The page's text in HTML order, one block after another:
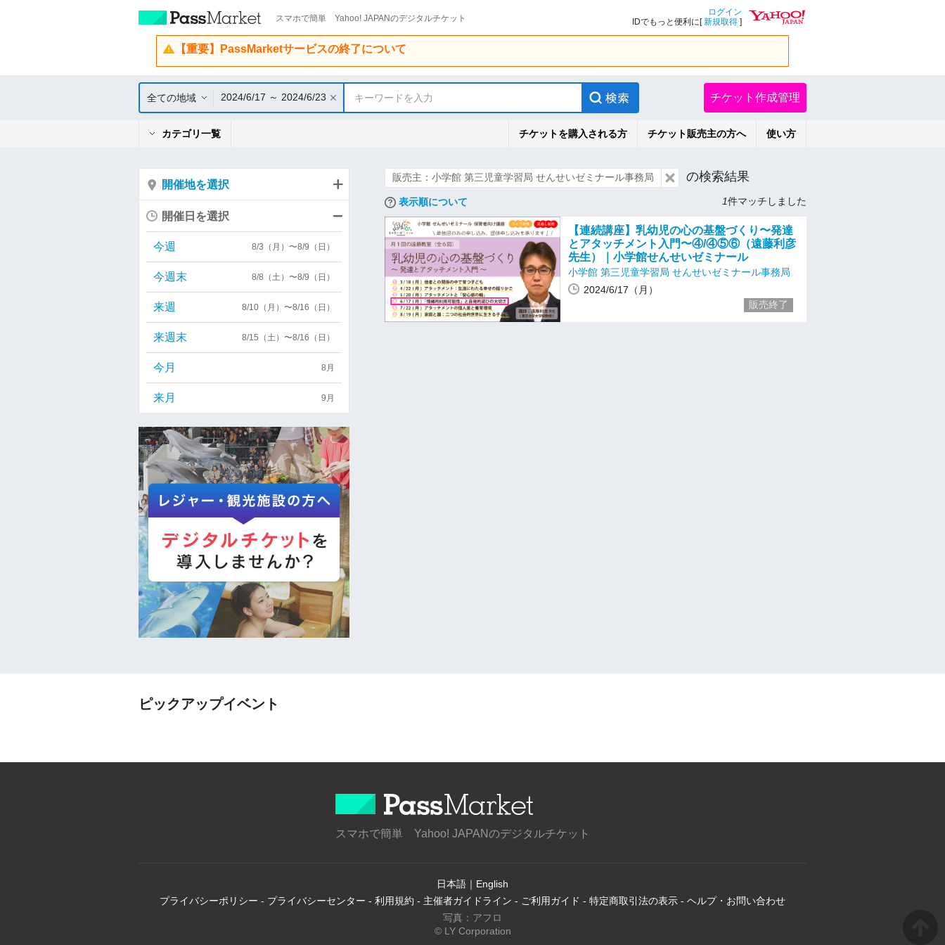
スマホで簡単 Yahoo! JAPANのデジタルチケット
ログイン
IDでもっと便利に[新規取得 ]
【重要】PassMarketサービスの終了について
全ての地域 2024/6/17 ～ 2024/6/23 キーワードを入力 チケット作成管理
カテゴリ一覧 チケットを購入される方 チケット販売主の方へ 使い方
販売主：小学館 第三児童学習局 せんせいゼミナール事務局 の検索結果
表示順について 1件マッチしました
【連続講座】乳幼児の心の基盤づくり〜発達
とアタッチメント入門〜④/④⑤⑥（遠藤利彦
先生）｜小学館せんせいゼミナール
小学館 第三児童学習局 せんせいゼミナール事務局
2024/6/17（月）
販売終了
開催地を選択
開催日を選択
今週 8/3（月）〜8/9（日）
今週末 8/8（土）〜8/9（日）
来週 8/10（月）〜8/16（日）
来週末 8/15（土）〜8/16（日）
今月 8月
来月 9月
ピックアップイベント
スマホで簡単 Yahoo! JAPANのデジタルチケット
日本語 ｜ English
プライバシーポリシー - プライバシーセンター - 利用規約 - 主催者ガイドライン - ご利用ガイド - 特定商取引法の表示 - ヘルプ・お問い合わせ
写真：アフロ
© LY Corporation